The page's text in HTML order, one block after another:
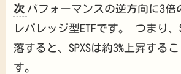
次 パフォーマンスの逆方向に3倍
レバレッジ型ETFです。 つまり、
落すると、SPXSは約3%上昇する
す。